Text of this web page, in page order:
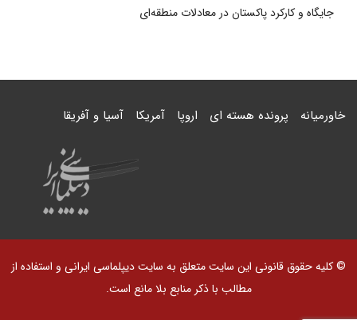
جایگاه و کارکرد پاکستان در معادلات منطقه‌ای
خاورمیانه پرونده هسته ای اروپا آمریکا آسیا و آفریقا
© کلیه حقوق قانونی این سایت متعلق به سایت دیپلماسی ایرانی و استفاده از
مطالب با ذکر منابع بلا مانع است.